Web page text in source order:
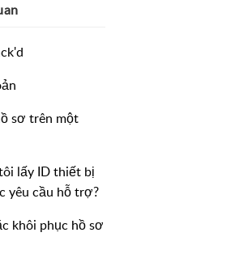
sơ trên một
lấy ID thiết bị
yêu cầu hỗ trợ?
khôi phục hồ sơ